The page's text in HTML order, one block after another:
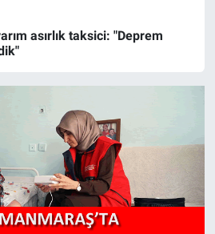
asırlık taksici: "Deprem